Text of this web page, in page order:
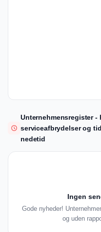
Unternehmensregister -
serviceafbrydelser og
nedetid
Ingen
Gode nyheder!
og uden